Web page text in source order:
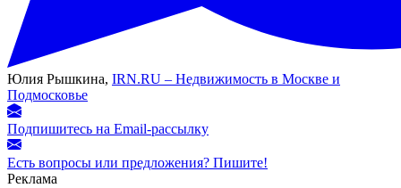
Юлия Рышкина, IRN.RU – Недвижимость в Москве и
Подмосковье
Подпишитесь на Email-рассылку
Есть вопросы или предложения? Пишите!
Реклама